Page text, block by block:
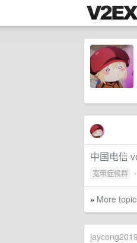
中国电信
宽带症候群 •
» More